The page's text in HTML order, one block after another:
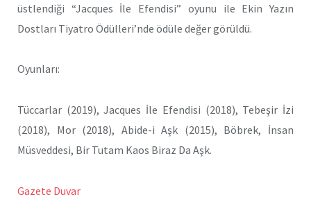
üstlendiği “Jacques İle Efendisi” oyunu ile Ekin Yazın
Dostları Tiyatro Ödülleri’nde ödüle değer görüldü.
Oyunları:
Tüccarlar (2019), Jacques İle Efendisi (2018), Tebeşir İzi
(2018), Mor (2018), Abide-i Aşk (2015), Böbrek, İnsan
Müsveddesi, Bir Tutam Kaos Biraz Da Aşk.
Gazete Duvar